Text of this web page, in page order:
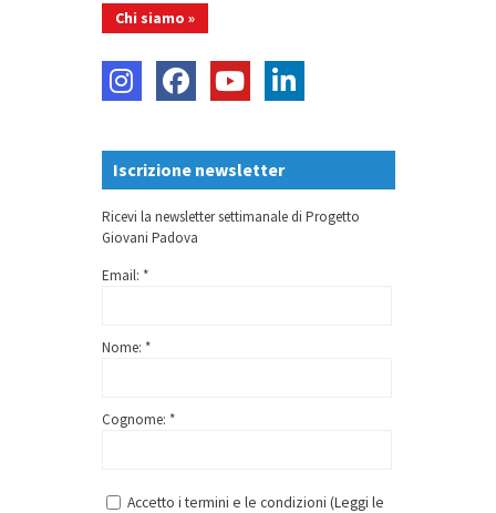
Chi siamo »
Iscrizione newsletter
Ricevi la newsletter settimanale di Progetto
Giovani Padova
Email: *
Nome: *
Cognome: *
Accetto i termini e le condizioni (Leggi le